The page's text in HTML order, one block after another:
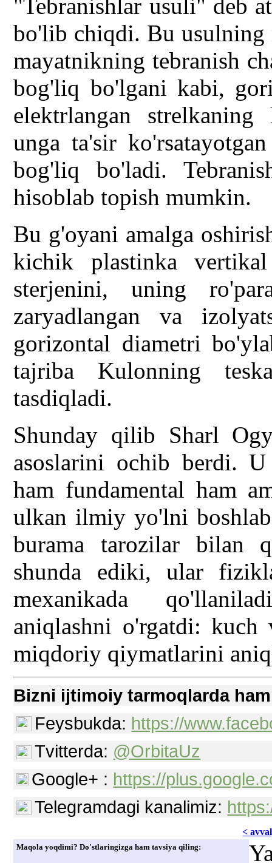
"Tebranishlar usuli" deb
bo'lib chiqdi. Bu usulning
mayatnikning tebranish
bog'liq bo'lgani kabi,
elektrlangan
unga ta'sir
bog'liq bo'ladi.
hisoblab topish mumkin.
Bu g'oyani amalga
kichik plastinka
sterjenini, uning
zaryadlangan va
gorizontal diametri
tajriba Kulonning
tasdiqladi.
Shunday qilib Sharl
asoslarini ochib berdi.
ham fundamental ham
ulkan ilmiy yo'lni
burama tarozilar bilan
shunda ediki, ular
mexanikada
aniqlashni o'rgatdi: kuch
miqdoriy qiymatlarini
Bizni ijtimoiy tarmoqlarda
Feysbukda: https://
Tvitterda: @OrbitaUz
Google+ : https://
Telegramdagi kanalimiz:
<
Maqola yoqdimi? Do'stlaringizga ham tavsiya qiling: